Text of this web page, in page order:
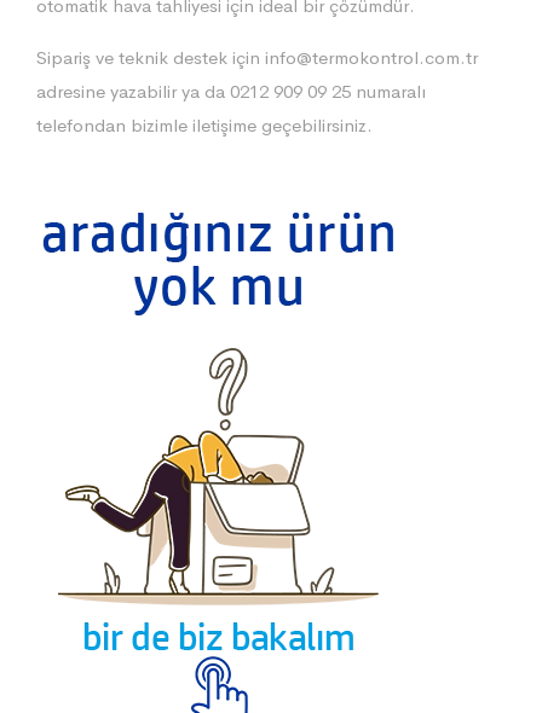
otomatik hava tahliyesi için ideal bir çözümdür.
Sipariş ve teknik destek için info@termokontrol.com.tr
adresine yazabilir ya da 0212 909 09 25 numaralı
telefondan bizimle iletişime geçebilirsiniz.